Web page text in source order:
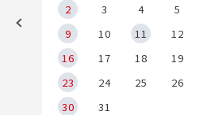
2
3 4 5
9
10 11 12
16
17 18 19
23
24 25 26
30
31